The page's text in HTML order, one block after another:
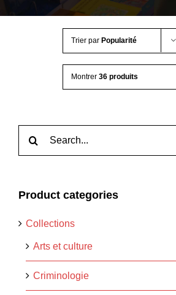
Trier par Popularité
Montrer 36 produits
Product categories
Collections
Arts et culture
Criminologie